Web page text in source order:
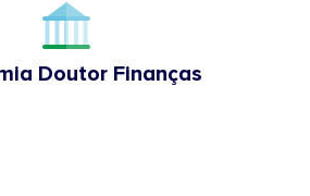
Doutor Finanças